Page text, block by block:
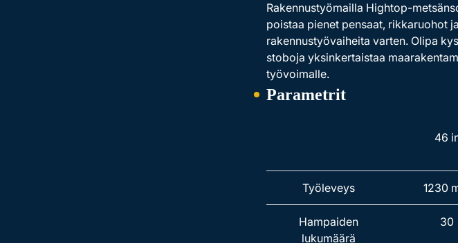
Rakennustyömailla Hightop-
poistaa pienet pensaat, rikkaruohot
rakennustyövaiheita varten. Olipa
stoboja yksinkertaistaa
työvoimalle.
Parametrit
46
Työleveys 1230
Hampaiden
lukumäärä
30